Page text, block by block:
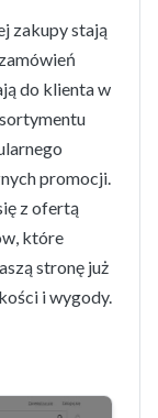
zakupy stają
do klienta w
promocji.
z ofertą
które
stronę już
i wygody.